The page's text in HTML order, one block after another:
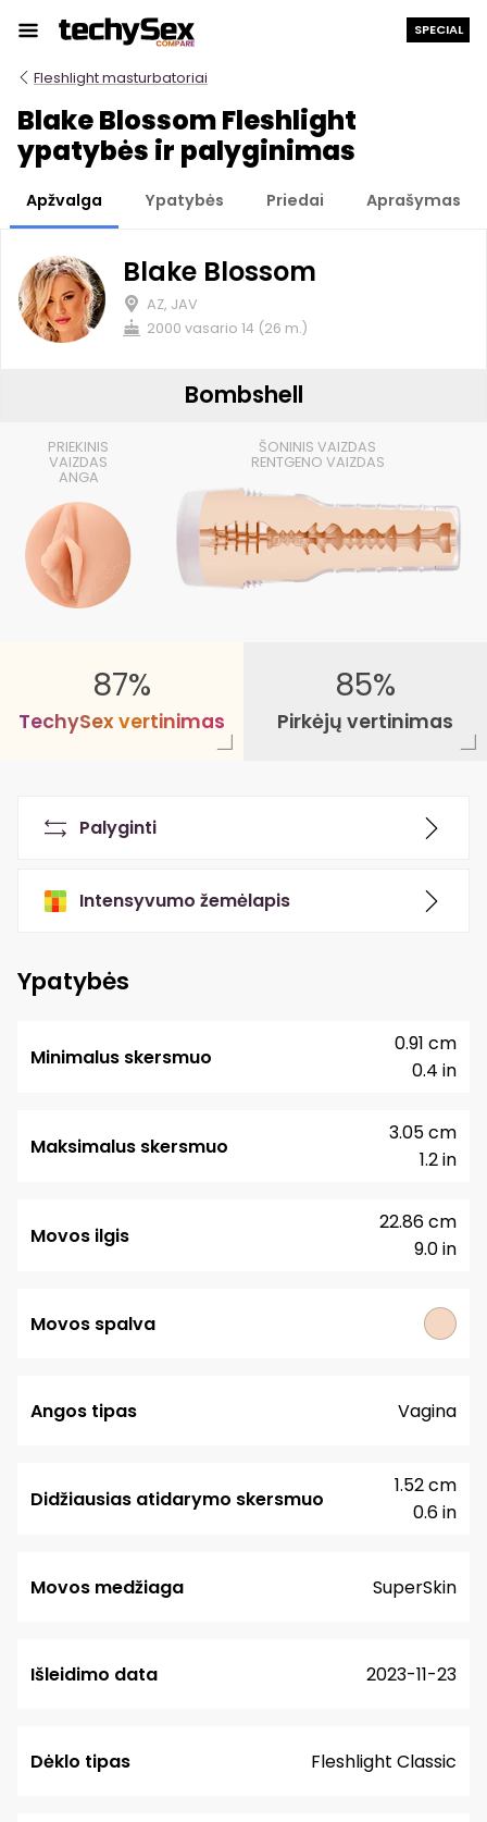
turinio
SPECIAL
Fleshlight masturbatoriai
Blake Blossom Fleshlight
ypatybės ir palyginimas
Apžvalga Ypatybės Priedai Aprašymas
PRIEKINIS
VAIZDAS
ANGA
ŠONINIS VAIZDAS
RENTGENO VAIZDAS
87%
TechySex vertinimas
85%
Pirkėjų vertinimas
Palyginti
Intensyvumo žemėlapis
Ypatybės
Minimalus skersmuo
0.4 in
0.91 cm
Maksimalus skersmuo
1.2 in
3.05 cm
Movos ilgis
9.0 in
22.86 cm
Movos spalva
Angos tipas Vagina
Didžiausias atidarymo skersmuo
0.6 in
1.52 cm
Movos medžiaga SuperSkin
Išleidimo data 2023-11-23
Dėklo tipas Fleshlight Classic
Blake Blossom
AZ, JAV
2000 vasario 14 (26 m.)
Bombshell